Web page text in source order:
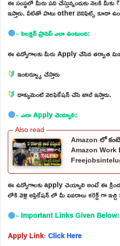
ఈ సంస్థలో మీరు పని చేస్తున్నందుకు నెలకి
ఇస్తారు. వీటితో పాటు other బెనిఫిట్స్ కూడా
»సెలక్షన్ ప్రాసెస్ ఎలా ఉంటుంది:
ఈ ఉద్యోగాలకు మీరు Apply చేసిన తర్వాత
ఇంటర్వ్యూ చేస్తారు
డాక్యుమెంట్ వెరిఫికేషన్ చేసి జాబ్ ఇస్తారు.
»ఎలా Apply చెయ్యాలి:
Amazon లో
Amazon Work
ఈ ఉద్యోగాలకు apply చెయ్యాలి అంటే ఈ
లోకి వెళ్లి అప్లికేషన్ లో మీ వివరాలు కరెక్ట్ గా
»Important Links Given Below:
Apply Link:Click Here